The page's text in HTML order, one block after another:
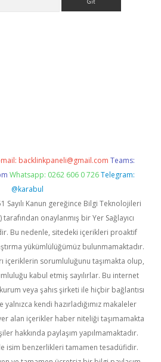
mail: backlinkpaneli@gmail.com Teams:
Whatsapp: 0262 606 0 726 Telegram:
@karabul
Sayılı Kanun gereğince Bilgi Teknolojileri
onaylanmış bir Yer Sağlayıcı
Bu nedenle, sitedeki içerikleri proaktif
yükümlülüğümüz bulunmamaktadır.
içeriklerin sorumluluğunu taşımakta olup,
kabul etmiş sayılırlar. Bu internet
veya şahıs şirketi ile hiçbir bağlantısı
kendi hazırladığımız makaleler
alan içerikler haber niteliği taşımamakta
hakkında paylaşım yapılmamaktadır.
isim benzerlikleri tamamen tesadüfidir.